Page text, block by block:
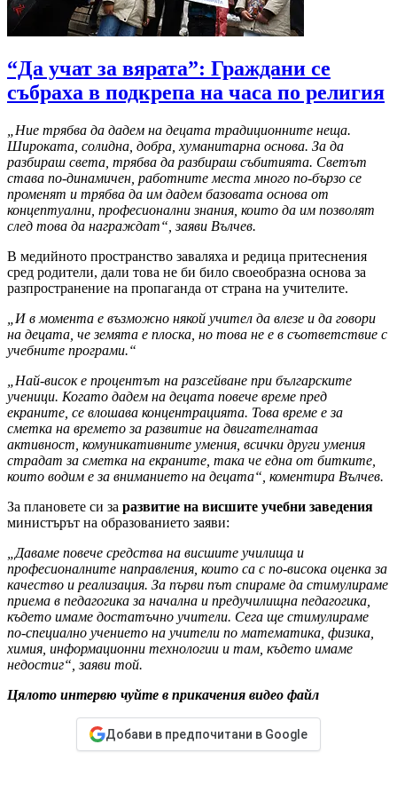
“Да учат за вярата”: Граждани се
събраха в подкрепа на часа по религия
„Ние трябва да дадем на децата традиционните неща.
Широката, солидна, добра, хуманитарна основа. За да
разбираш света, трябва да разбираш събитията. Светът
става по-динамичен, работните места много по-бързо се
променят и трябва да им дадем базовата основа от
концептуални, професионални знания, които да им позволят
след това да награждат“, заяви Вълчев.
В медийното пространство заваляха и редица притеснения
сред родители, дали това не би било своеобразна основа за
разпространение на пропаганда от страна на учителите.
„И в момента е възможно някой учител да влезе и да говори
на децата, че земята е плоска, но това не е в съответствие с
учебните програми.“
„Най-висок е процентът на разсейване при българските
ученици. Когато дадем на децата повече време пред
екраните, се влошава концентрацията. Това време е за
сметка на времето за развитие на двигателнатаа
активност, комуникативните умения, всички други умения
страдат за сметка на екраните, така че една от битките,
които водим е за вниманието на децата“, коментира Вълчев.
За плановете си за развитие на висшите учебни заведения
министърът на образованието заяви:
„Даваме повече средства на висшите училища и
професионалните направления, които са с по-висока оценка за
качество и реализация. За първи път спираме да стимулираме
приема в педагогика за начална и предучилищна педагогика,
където имаме достатъчно учители. Сега ще стимулираме
по-специално учението на учители по математика, физика,
химия, информационни технологии и там, където имаме
недостиг“, заяви той.
Цялото интервю чуйте в прикачения видео файл
Добави в предпочитани в Google